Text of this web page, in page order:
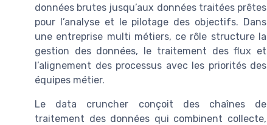
données brutes jusqu’aux données traitées prêtes
pour l’analyse et le pilotage des objectifs. Dans
une entreprise multi métiers, ce rôle structure la
gestion des données, le traitement des flux et
l’alignement des processus avec les priorités des
équipes métier.
Le data cruncher conçoit des chaînes de
traitement des données qui combinent collecte,